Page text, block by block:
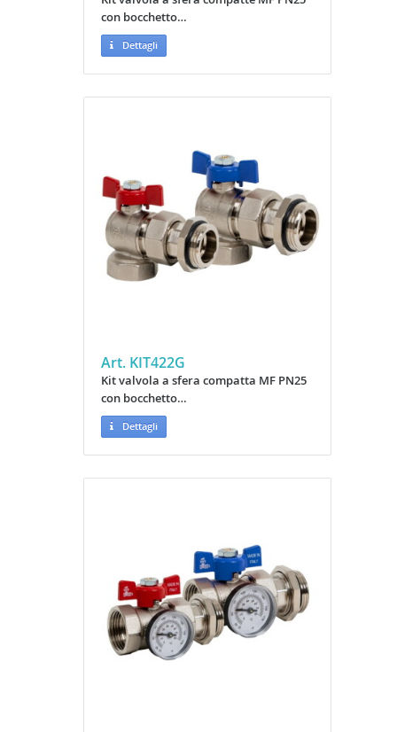
con bocchetto…
Dettagli
Art. KIT422G
Kit valvola a sfera compatta MF PN25
con bocchetto…
Dettagli